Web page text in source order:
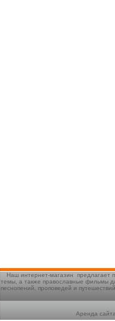
Наш интернет-магазин предлагает
темы, а также православные фильмы
песнопений, проповедей и
Аренда